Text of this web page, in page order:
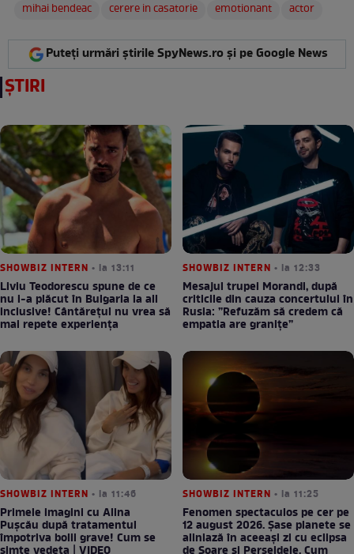
mihai bendeac
cerere in casatorie emotionant actor
Puteți urmări știrile SpyNews.ro și pe Google News
ȘTIRI
SHOWBIZ INTERN • la 13:11
Liviu Teodorescu spune de ce
nu i-a plăcut în Bulgaria la all
inclusive! Cântărețul nu vrea să
mai repete experiența
SHOWBIZ INTERN • la 12:33
Mesajul trupei Morandi, după
criticile din cauza concertului în
Rusia: ”Refuzăm să credem că
empatia are granițe”
SHOWBIZ INTERN • la 11:46
Primele imagini cu Alina
Pușcău după tratamentul
împotriva bolii grave! Cum se
SHOWBIZ INTERN • la 11:25
Fenomen spectaculos pe cer pe
12 august 2026. Șase planete se
aliniază în aceeași zi cu eclipsa